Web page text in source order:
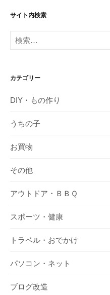
サイト内検索
検
索:
カテゴリー
DIY・もの作り
うちの子
お買物
その他
アウトドア・ＢＢＱ
スポーツ・健康
トラベル・おでかけ
パソコン・ネット
ブログ改造